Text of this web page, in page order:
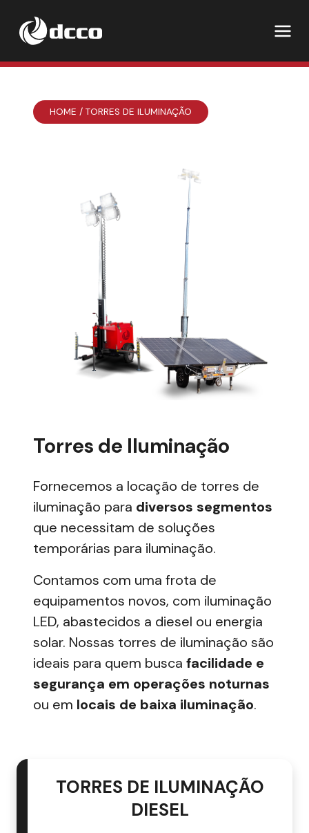
HOME / TORRES DE ILUMINAÇÃO
Torres de Iluminação
Fornecemos a locação de torres de
iluminação para diversos segmentos
que necessitam de soluções
temporárias para iluminação.
Contamos com uma frota de
equipamentos novos, com iluminação
LED, abastecidos a diesel ou energia
solar. Nossas torres de iluminação são
ideais para quem busca facilidade e
segurança em operações noturnas
ou em locais de baixa iluminação.
TORRES DE ILUMINAÇÃO
DIESEL